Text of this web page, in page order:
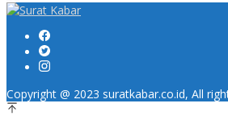
Copyright @ 2023 suratkabar.co.id, All